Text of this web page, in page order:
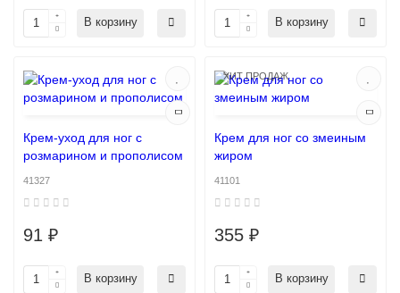
В корзину В корзину
Крем-уход для ног с
розмарином и прополисом
41327
91 ₽
В корзину
ХИТ ПРОДАЖ
Крем для ног со змеиным
жиром
41101
355 ₽
В корзину